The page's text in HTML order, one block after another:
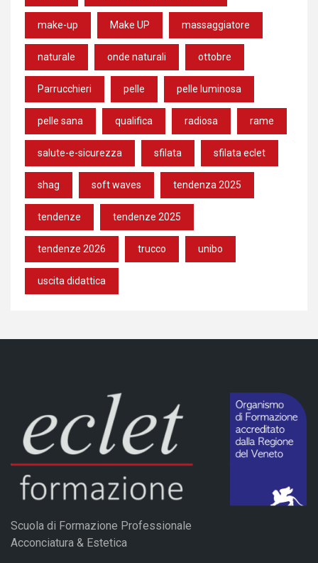
make-up Make UP massaggiatore
naturale onde naturali ottobre
Parrucchieri pelle pelle luminosa
pelle sana qualifica radiosa rame
salute-e-sicurezza sfilata sfilata eclet
shag soft waves tendenza 2025
tendenze tendenze 2025
tendenze 2026 trucco unibo
uscita didattica
Scuola di Formazione Professionale
Acconciatura & Estetica